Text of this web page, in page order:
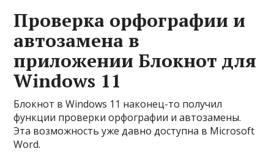
Проверка орфографии и
автозамена в
приложении Блокнот для
Windows 11
Блокнот в Windows 11 наконец-то получил
функции проверки орфографии и автозамены.
Эта возможность уже давно доступна в Microsoft
Word.